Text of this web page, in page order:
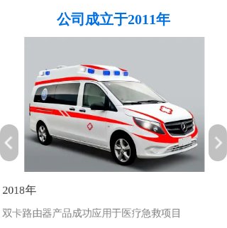
公司成立于2011年
2018年
双卡路由器产品成功应用于医疗急救项目